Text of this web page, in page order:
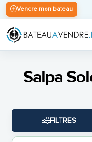
Vendre mon bateau
Salpa
FILTRES